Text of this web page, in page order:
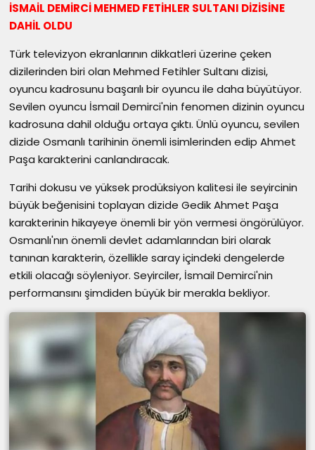
İSMAİL DEMİRCİ MEHMED FETİHLER SULTANI DİZİSİNE
DAHİL OLDU
Türk televizyon ekranlarının dikkatleri üzerine çeken
dizilerinden biri olan Mehmed Fetihler Sultanı dizisi,
oyuncu kadrosunu başarılı bir oyuncu ile daha büyütüyor.
Sevilen oyuncu İsmail Demirci'nin fenomen dizinin oyuncu
kadrosuna dahil olduğu ortaya çıktı. Ünlü oyuncu, sevilen
dizide Osmanlı tarihinin önemli isimlerinden edip Ahmet
Paşa karakterini canlandıracak.
Tarihi dokusu ve yüksek prodüksiyon kalitesi ile seyircinin
büyük beğenisini toplayan dizide Gedik Ahmet Paşa
karakterinin hikayeye önemli bir yön vermesi öngörülüyor.
Osmanlı'nın önemli devlet adamlarından biri olarak
tanınan karakterin, özellikle saray içindeki dengelerde
etkili olacağı söyleniyor. Seyirciler, İsmail Demirci'nin
performansını şimdiden büyük bir merakla bekliyor.